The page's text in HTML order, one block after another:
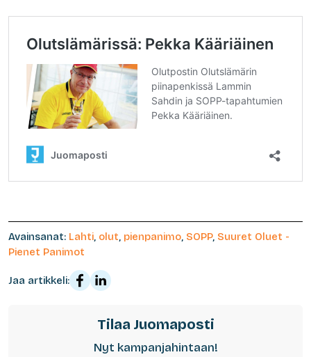
Avainsanat: Lahti, olut, pienpanimo, SOPP, Suuret Oluet -
Pienet Panimot
Jaa artikkeli:
Tilaa Juomaposti
Nyt kampanjahintaan!